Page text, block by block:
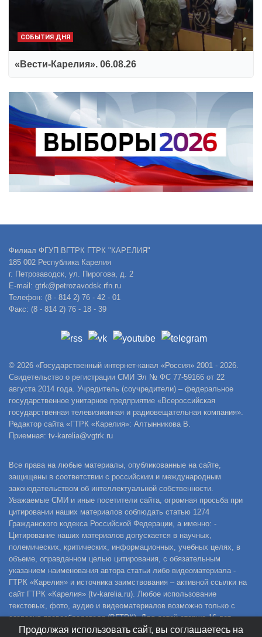
СОБЫТИЯ ДНЯ
«Вести-Карелия». 06.08.26
Филиал ФГУП ВГТРК ГТРК "КАРЕЛИЯ"
185 002 Республика Карелия
г. Петрозаводск, ул. Пирогова, д. 2
E-mail: gtrk@petrozavodsk.rfn.ru
Телефон: (8 - 814 2) 76 - 42 - 01
Факс: (8 - 814 2) 76 - 18 - 39
© 2026 «Государственный интернет-канал «Россия» 2001 - 2026.
Свидетельство о регистрации СМИ Эл № ФС 77-59166 от 22
августа 2014 года. Учредитель (соучредители) – федеральное
государственное унитарное предприятие «Всероссийская
государственная телевизионная и радиовещательная компания».
Редактор сайта «ГТРК «Карелия»: Алтынникова В.
Приемная: tv-karelia@vgtrk.ru
Все права на любые материалы, опубликованные на сайте,
защищены в соответствии с российским и международным
законодательством об интеллектуальной собственности.
Уважаемые СМИ и иные посетители сайта, огромная просьба при
цитировании наших материалов соблюдать статью 1274
Гражданского кодекса Российской Федерации, а именно: -
Цитирование наших материалов допускается в научных,
полемических, критических, информационных, учебных целях, в
объеме, оправданном целью цитирования, с обязательным
указанием наименования автора статьи либо видеоматериала -
ГТРК «Карелия» и источника заимствования – активной ссылки на
сайт ГТРК «Карелия» (tv-karelia.ru). Любое использование
текстовых, фото, аудио и видеоматериалов возможно только с
согласия правообладателя (ВГТРК). Для детей старше 16 лет.
Продолжая использовать сайт, вы соглашаетесь на